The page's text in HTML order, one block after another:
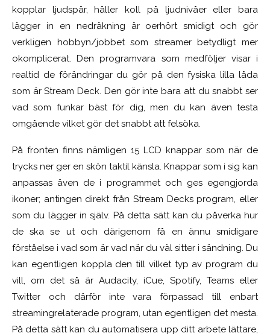
kopplar ljudspår, håller koll på ljudnivåer eller bara
lägger in en nedräkning är oerhört smidigt och gör
verkligen hobbyn/jobbet som streamer betydligt mer
okomplicerat. Den programvara som medföljer visar i
realtid de förändringar du gör på den fysiska lilla låda
som är Stream Deck. Den gör inte bara att du snabbt ser
vad som funkar bäst för dig, men du kan även testa
omgående vilket gör det snabbt att felsöka.
På fronten finns nämligen 15 LCD knappar som när de
trycks ner ger en skön taktil känsla. Knappar som i sig kan
anpassas även de i programmet och ges egengjorda
ikoner; antingen direkt från Stream Decks program, eller
som du lägger in själv. På detta sätt kan du påverka hur
de ska se ut och därigenom få en ännu smidigare
förståelse i vad som är vad när du väl sitter i sändning. Du
kan egentligen koppla den till vilket typ av program du
vill, om det så är Audacity, iCue, Spotify, Teams eller
Twitter och därför inte vara förpassad till enbart
streamingrelaterade program, utan egentligen det mesta.
På detta sätt kan du automatisera upp ditt arbete lättare,